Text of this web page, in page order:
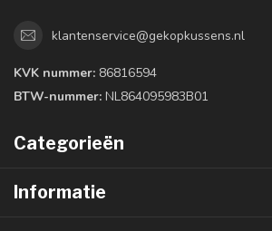
klantenservice@gekopkussens.nl
KVK nummer: 86816594
BTW-nummer: NL864095983B01
Categorieën
Informatie